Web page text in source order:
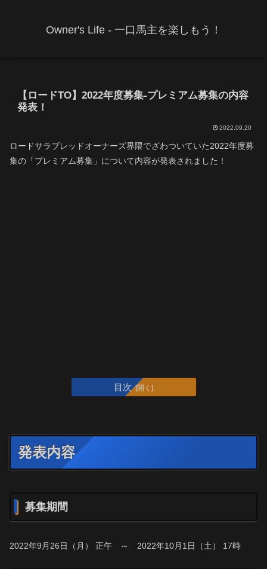
Owner's Life - 一口馬主を楽しもう！
【ロードTO】2022年度募集-プレミアム募集の内容
発表！
2022.09.20
ロードサラブレッドオーナーズ界隈でざわついていた2022年度募
集の「プレミアム募集」について内容が発表されました！
目次
発表内容
募集期間
2022年9月26日（月） 正午 ～ 2022年10月1日（土） 17時